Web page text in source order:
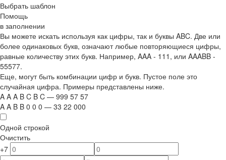
Выбрать шаблон
Помощь
в заполнении
Вы можете искать используя как цифры, так и буквы ABC. Две или
более одинаковых букв, означают любые повторяющиеся цифры,
равные количеству этих букв. Например, AAA - 111 , или AAABB -
55577.
Еще, могут быть комбинации цифр и букв. Пустое поле это
случайная цифра. Примеры представлены ниже.
A A A B C B C — 999 57 57
A A B B 0 0 0 — 33 22 000
Одной строкой
Очистить
+7